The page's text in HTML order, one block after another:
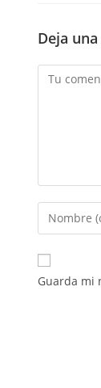
Deja
Guarda mi